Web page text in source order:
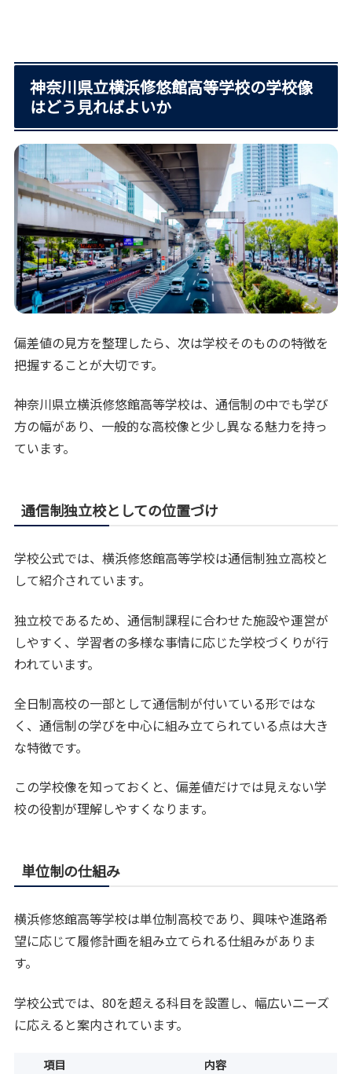
神奈川県立横浜修悠館高等学校の学校像
はどう見ればよいか
偏差値の見方を整理したら、次は学校そのものの特徴を
把握することが大切です。
神奈川県立横浜修悠館高等学校は、通信制の中でも学び
方の幅があり、一般的な高校像と少し異なる魅力を持っ
ています。
通信制独立校としての位置づけ
学校公式では、横浜修悠館高等学校は通信制独立高校と
して紹介されています。
独立校であるため、通信制課程に合わせた施設や運営が
しやすく、学習者の多様な事情に応じた学校づくりが行
われています。
全日制高校の一部として通信制が付いている形ではな
く、通信制の学びを中心に組み立てられている点は大き
な特徴です。
この学校像を知っておくと、偏差値だけでは見えない学
校の役割が理解しやすくなります。
単位制の仕組み
横浜修悠館高等学校は単位制高校であり、興味や進路希
望に応じて履修計画を組み立てられる仕組みがありま
す。
学校公式では、80を超える科目を設置し、幅広いニーズ
に応えると案内されています。
項目 内容